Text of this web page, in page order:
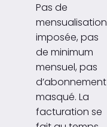
Pas de
mensualisation
imposée, pas
de minimum
mensuel, pas
d’abonnement
masqué. La
facturation se